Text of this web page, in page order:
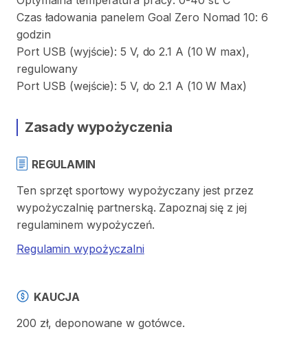
Czas ładowania panelem Goal Zero Nomad 10: 6
godzin
Port USB (wyjście): 5 V​,​ do 2.1 A (10 W max)​,​
regulowany
Port USB (wejście): 5 V​,​ do 2.1 A (10 W Max)
Zasady wypożyczenia
REGULAMIN
Ten sprzęt sportowy wypożyczany jest przez
wypożyczalnię partnerską. Zapoznaj się z jej
regulaminem wypożyczeń.
Regulamin wypożyczalni
KAUCJA
200 zł, deponowane w gotówce.